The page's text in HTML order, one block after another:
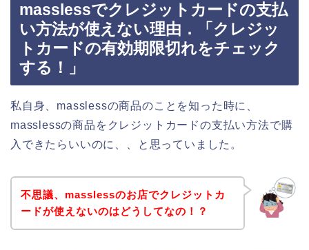
masslessでクレジットカードの支払
い方法が使えない理由．「クレジッ
トカードの有効期限切れをチェック
する！」
私自身、masslessの商品のことを知った時に、
masslessの商品をクレジットカードの支払い方法で購
入できたらいいのに、、と思っていました。
不思議、masslessのお店でクレジットカ
ードが使えないのはどうしてなの！？